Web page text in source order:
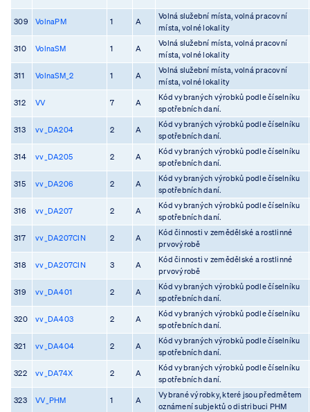
309 VolnaPM 1 A
Volná služební místa, volná pracovní
místa, volné lokality
310 VolnaSM 1 A
Volná služební místa, volná pracovní
místa, volné lokality
311 VolnaSM_2 1 A
Volná služební místa, volná pracovní
místa, volné lokality
312 VV 7 A
Kód vybraných výrobků podle číselníku
spotřebních daní.
313 vv_DA204 2 A
Kód vybraných výrobků podle číselníku
spotřebních daní.
314 vv_DA205 2 A
Kód vybraných výrobků podle číselníku
spotřebních daní.
315 vv_DA206 2 A
Kód vybraných výrobků podle číselníku
spotřebních daní.
316 vv_DA207 2 A
Kód vybraných výrobků podle číselníku
spotřebních daní.
317 vv_DA207CIN 2 A
Kód činnosti v zemědělské a rostlinné
prvovýrobě
318 vv_DA207CIN 3 A
Kód činnosti v zemědělské a rostlinné
prvovýrobě
319 vv_DA401 2 A
Kód vybraných výrobků podle číselníku
spotřebních daní.
320 vv_DA403 2 A
Kód vybraných výrobků podle číselníku
spotřebních daní.
321 vv_DA404 2 A
Kód vybraných výrobků podle číselníku
spotřebních daní.
322 vv_DA74X 2 A
Kód vybraných výrobků podle číselníku
spotřebních daní.
323 VV_PHM 1 A
Vybrané výrobky, které jsou předmětem
oznámení subjektů o distribuci PHM